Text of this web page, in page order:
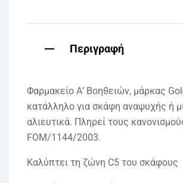
Περιγραφή
Φαρμακείο Α’ Βοηθειών, μάρκας
κατάλληλο για σκάφη αναψυχής ή
αλιευτικά. Πληρεί τους
FOM/1144/2003.
Καλύπτει τη ζώνη C5 του σκάφους